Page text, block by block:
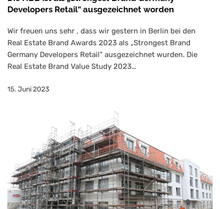
Developers Retail“ ausgezeichnet worden
Wir freuen uns sehr , dass wir gestern in Berlin bei den
Real Estate Brand Awards 2023 als „Strongest Brand
Germany Developers Retail“ ausgezeichnet wurden. Die
Real Estate Brand Value Study 2023…
15. Juni 2023